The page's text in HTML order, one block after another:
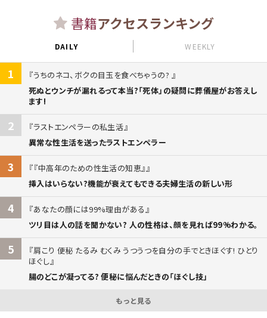
書籍アクセスランキング
DAILY WEEKLY
1
うちのネコ、ボクの目玉を食べちゃうの?
死ぬとウンチが漏れるって本当?「死体」の疑問に葬儀屋がお答えし
ます!
2
ラストエンペラーの私生活
異常な性生活を送ったラストエンペラー
3
『中高年のための性生活の知恵』
挿入はいらない?機能が衰えてもできる夫婦生活の新しい形
4
あなたの顔には99%理由がある
ツリ目は人の話を聞かない? 人の性格は、顔を見れば99%わかる。
5
肩こり 便秘 たるみ むくみ うつうつを自分の手でときほぐす! ひとり
ほぐし
腸のどこが凝ってる? 便秘に悩んだときの「ほぐし技」
もっと見る